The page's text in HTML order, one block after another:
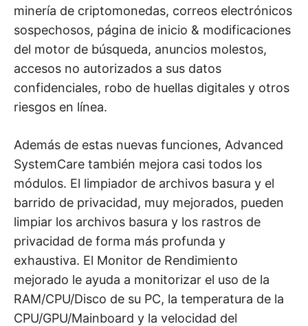
minería de criptomonedas, correos electrónicos
sospechosos, página de inicio & modificaciones
del motor de búsqueda, anuncios molestos,
accesos no autorizados a sus datos
confidenciales, robo de huellas digitales y otros
riesgos en línea.
Además de estas nuevas funciones, Advanced
SystemCare también mejora casi todos los
módulos. El limpiador de archivos basura y el
barrido de privacidad, muy mejorados, pueden
limpiar los archivos basura y los rastros de
privacidad de forma más profunda y
exhaustiva. El Monitor de Rendimiento
mejorado le ayuda a monitorizar el uso de la
RAM/CPU/Disco de su PC, la temperatura de la
CPU/GPU/Mainboard y la velocidad del